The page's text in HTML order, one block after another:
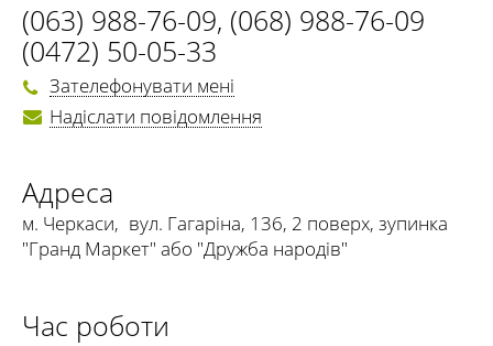
(063) 988-76-09, (068) 988-76-09
(0472) 50-05-33
Зателефонувати мені
Надіслати повідомлення
Адреса
м. Черкаси, вул. Гагаріна, 136, 2 поверх, зупинка
"Гранд Маркет" або "Дружба народів"
Час роботи